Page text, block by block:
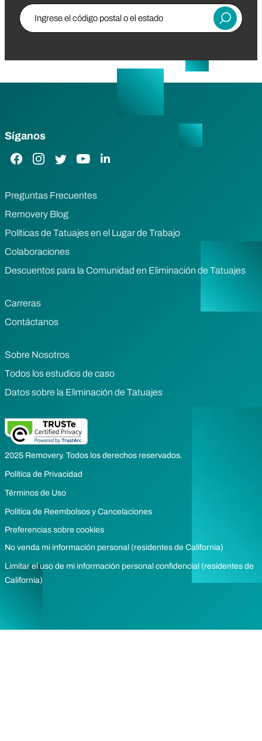
Ingrese el código postal o el estado
Entregar
Síganos
Enlace de Facebook
Enlace de Instagram
Enlace de Twitter
Enlace de YouTube
Enlace de LinkedIn
Preguntas Frecuentes
Removery Blog
Políticas de Tatuajes en el Lugar de Trabajo
Colaboraciones
Descuentos para la Comunidad en Eliminación de Tatuajes
Carreras
Contáctanos
Sobre Nosotros
Todos los estudios de caso
Datos sobre la Eliminación de Tatuajes
2025 Removery. Todos los derechos reservados.
Política de Privacidad
Términos de Uso
Política de Reembolsos y Cancelaciones
Preferencias sobre cookies
No venda mi información personal (residentes de California)
Limitar el uso de mi información personal confidencial (residentes de
California)